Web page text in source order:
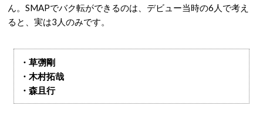
ん。SMAPでバク転ができるのは、デビュー当時の6人で考え
ると、実は3人のみです。
・草彅剛
・木村拓哉
・森且行